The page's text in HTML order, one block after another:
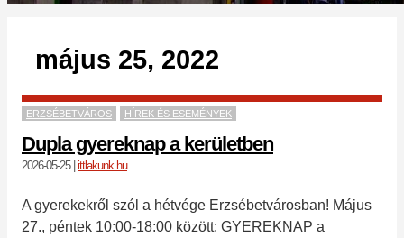
május 25, 2022
ERZSÉBETVÁROS HÍREK ÉS ESEMÉNYEK
Dupla gyereknap a kerületben
2026-05-25|ittlakunk.hu
A gyerekekről szól a hétvége Erzsébetvárosban! Május
27., péntek 10:00-18:00 között: GYEREKNAP a